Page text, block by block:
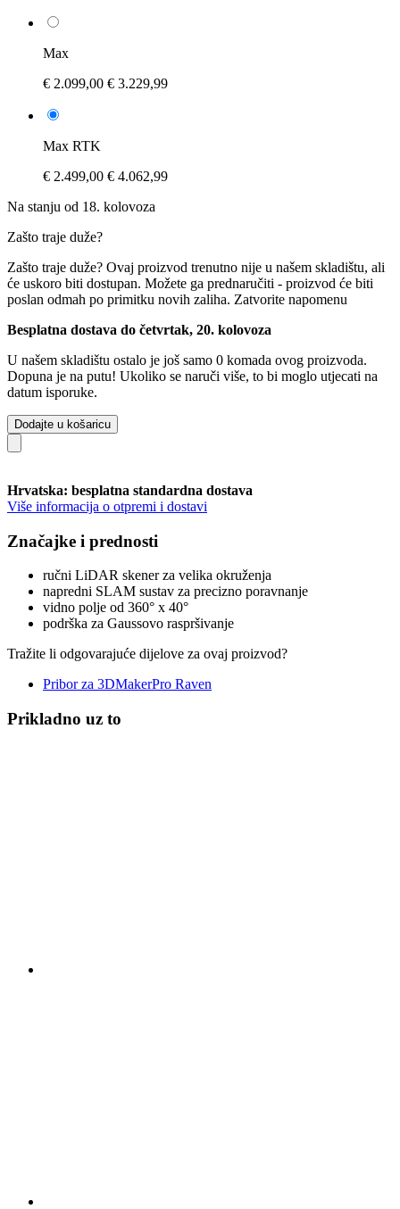
Max
€ 2.099,00 € 3.229,99
Max RTK
€ 2.499,00 € 4.062,99
Na stanju od 18. kolovoza
Zašto traje duže?
Zašto traje duže? Ovaj proizvod trenutno nije u našem skladištu, ali
će uskoro biti dostupan. Možete ga prednaručiti - proizvod će biti
poslan odmah po primitku novih zaliha. Zatvorite napomenu
Besplatna dostava do četvrtak, 20. kolovoza
U našem skladištu ostalo je još samo 0 komada ovog proizvoda.
Dopuna je na putu! Ukoliko se naruči više, to bi moglo utjecati na
datum isporuke.
Dodajte u košaricu
Hrvatska: besplatna standardna dostava
Više informacija o otpremi i dostavi
Značajke i prednosti
ručni LiDAR skener za velika okruženja
napredni SLAM sustav za precizno poravnanje
vidno polje od 360° x 40°
podrška za Gaussovo raspršivanje
Tražite li odgovarajuće dijelove za ovaj proizvod?
Pribor za 3DMakerPro Raven
Prikladno uz to